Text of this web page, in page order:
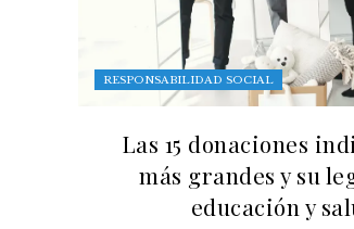
RESPONSABILIDAD SOCIAL
Las 15 donaciones
más grandes y su
educación y